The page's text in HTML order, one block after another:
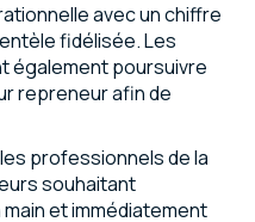
avec un chiffre
fidélisée. Les
également poursuivre
repreneur afin de
professionnels de la
souhaitant
et immédiatement